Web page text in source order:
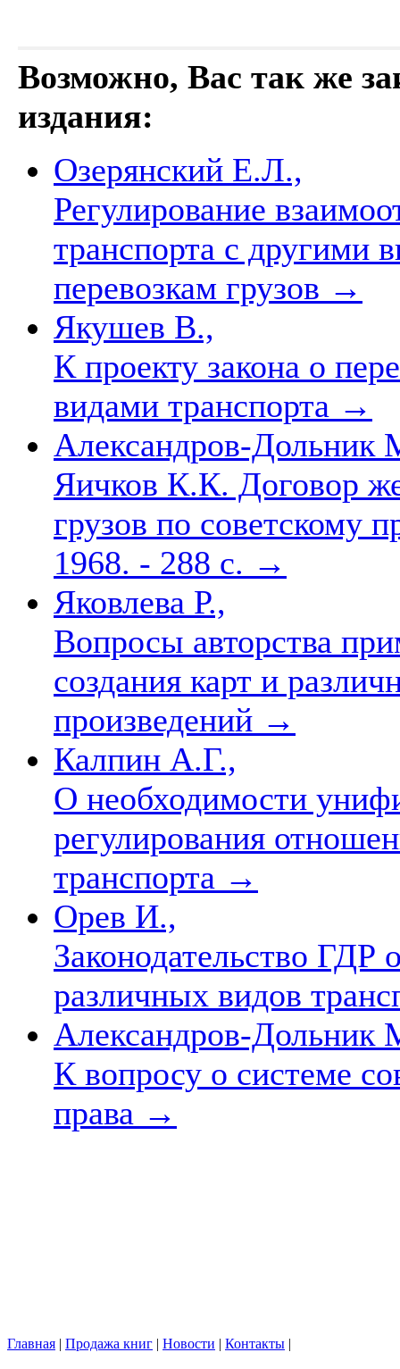
Возможно, Вас так же
издания:
Озерянский Е.Л.,
Регулирование
транспорта с другими
перевозкам грузов →
Якушев В.,
К проекту закона о
видами транспорта →
Александров-Дольник
Яичков К.К. Договор
грузов по
1968. - 288 с. →
Яковлева Р.,
Вопросы авторства
создания карт и
произведений →
Калпин А.Г.,
О необходимости
регулирования
транспорта →
Орев И.,
Законодательство ГДР
различных видов
Александров-Дольник
К вопросу о системе
права →
Главная | Продажа книг | Новости | Контакты |